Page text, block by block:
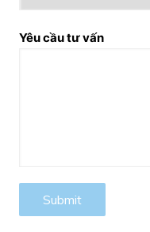
Yêu cầu tư vấn